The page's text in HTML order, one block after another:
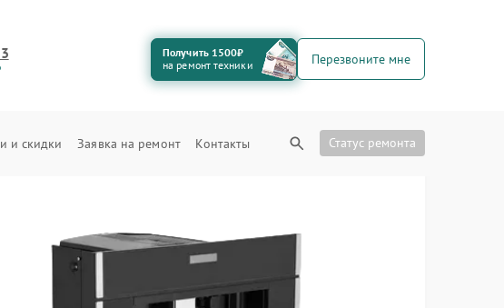
Получить 1500₽
на ремонт техники
Перезвоните мне
и скидки Заявка на ремонт Контакты Статус ремонта